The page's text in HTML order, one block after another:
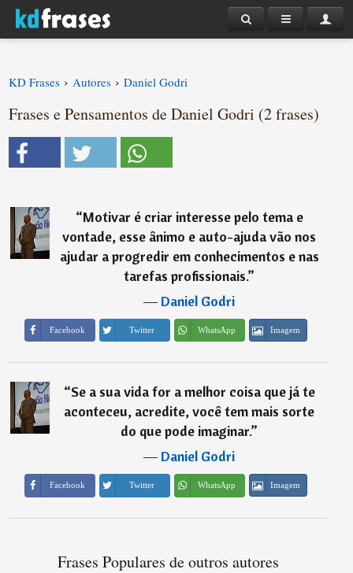
KD Frases › Autores › Daniel Godri
Frases e Pensamentos de Daniel Godri (2 frases)
“Motivar é criar interesse pelo tema e
vontade, esse ânimo e auto-ajuda vão nos
ajudar a progredir em conhecimentos e nas
tarefas profissionais.”
―Daniel Godri
Facebook Twitter WhatsApp Imagem
“Se a sua vida for a melhor coisa que já te
aconteceu, acredite, você tem mais sorte
do que pode imaginar.”
―Daniel Godri
Facebook Twitter WhatsApp Imagem
Frases Populares de outros autores